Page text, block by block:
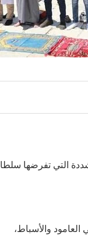
التي تفرضها
والأسباط،